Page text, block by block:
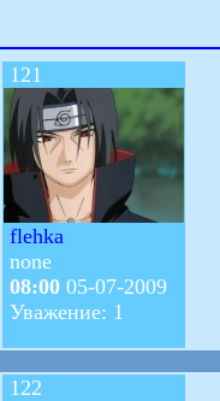
121
flehka
none
08:00 05-07-2009
Уважение: 1
122